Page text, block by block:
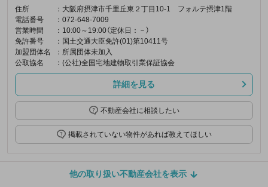
住所
：大阪府摂津市千里丘東２丁目10-1 フォルテ摂津1階
電話番号
：072-648-7009
営業時間
：10:00～19:00（定休日：－）
免許番号
：国土交通大臣免許(01)第10411号
加盟団体名
：所属団体未加入
公取協名
：(公社)全国宅地建物取引業保証協会
詳細を見る
不動産会社に相談したい
掲載されていない物件があれば教えてほしい
他の取り扱い不動産会社を表示